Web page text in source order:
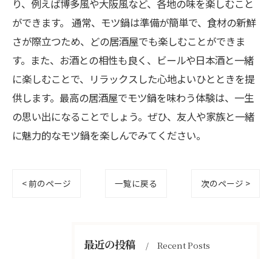
り、例えば博多風や大阪風など、各地の味を楽しむこと
ができます。 通常、モツ鍋は準備が簡単で、食材の新鮮
さが際立つため、どの居酒屋でも楽しむことができま
す。また、お酒との相性も良く、ビールや日本酒と一緒
に楽しむことで、リラックスした心地よいひとときを提
供します。最高の居酒屋でモツ鍋を味わう体験は、一生
の思い出になることでしょう。ぜひ、友人や家族と一緒
に魅力的なモツ鍋を楽しんでみてください。
< 前のページ 一覧に戻る 次のページ >
最近の投稿 Recent Posts